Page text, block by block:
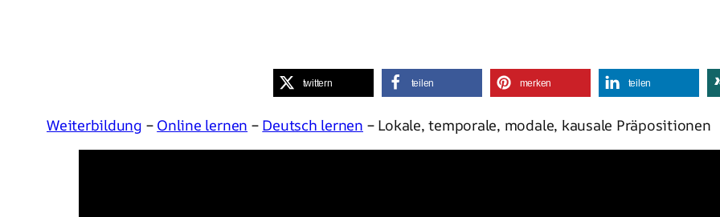
twittern teilen merken teilen
Weiterbildung – Online lernen – Deutsch lernen – Lokale, temporale, modale, kausale Präpositionen